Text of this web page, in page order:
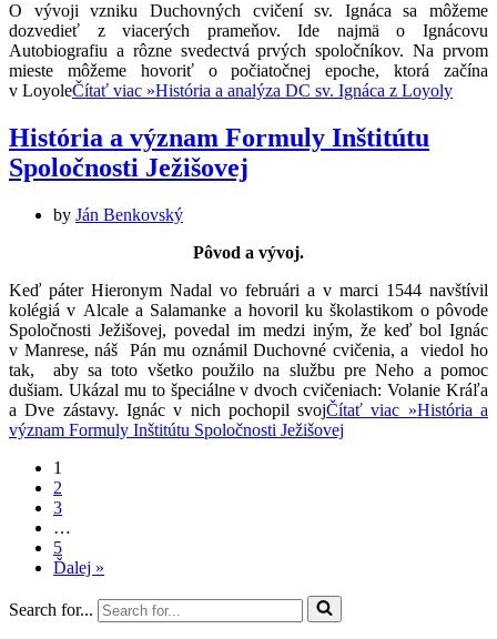
O vývoji vzniku Duchovných cvičení sv. Ignáca sa môžeme
dozvedieť z viacerých prameňov. Ide najmä o Ignácovu
Autobiografiu a rôzne svedectvá prvých spoločníkov. Na prvom
mieste môžeme hovoriť o počiatočnej epoche, ktorá začína
v LoyoleČítať viac »História a analýza DC sv. Ignáca z Loyoly
História a význam Formuly Inštitútu
Spoločnosti Ježišovej
by Ján Benkovský
Pôvod a vývoj.
Keď páter Hieronym Nadal vo februári a v marci 1544 navštívil
kolégiá v Alcale a Salamanke a hovoril ku školastikom o pôvode
Spoločnosti Ježišovej, povedal im medzi iným, že keď bol Ignác
v Manrese, náš Pán mu oznámil Duchovné cvičenia, a viedol ho
tak, aby sa toto všetko použilo na službu pre Neho a pomoc
dušiam. Ukázal mu to špeciálne v dvoch cvičeniach: Volanie Kráľa
a Dve zástavy. Ignác v nich pochopil svojČítať viac »História a
význam Formuly Inštitútu Spoločnosti Ježišovej
1
2
3
…
5
Ďalej »
Search for...